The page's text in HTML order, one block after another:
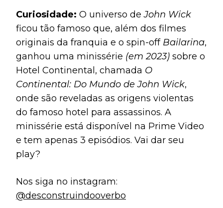
Curiosidade: O universo deJohn Wick
ficou tão famoso que, além dos filmes
originais da franquia e o spin-off Bailarina,
ganhou uma minissérie (em 2023) sobre o
Hotel Continental, chamada O
Continental: Do Mundo de John Wick,
onde são reveladas as origens violentas
do famoso hotel para assassinos. A
minissérie está disponível na Prime Video
e tem apenas 3 episódios. Vai dar seu
play?
Nos siga no instagram:
@desconstruindooverbo